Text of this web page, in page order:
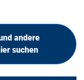
andere
suchen